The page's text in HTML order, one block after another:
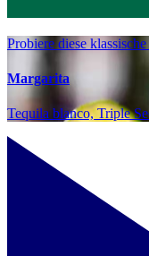
Probiere diese
Margarita
Tequila blanco, Triple